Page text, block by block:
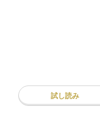
試し読み